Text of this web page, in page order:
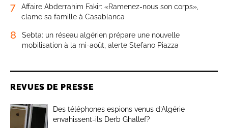
7
Affaire Abderrahim Fakir: «Ramenez-nous son corps»,
clame sa famille à Casablanca
8
Sebta: un réseau algérien prépare une nouvelle
mobilisation à la mi-août, alerte Stefano Piazza
REVUES DE PRESSE
Des téléphones espions venus d’Algérie
envahissent-ils Derb Ghallef?